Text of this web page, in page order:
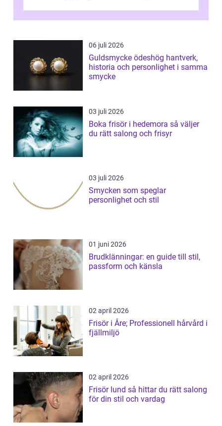
06 juli 2026
Guldsmycke ödeshög hantverk,
historia och personlighet i samma
smycke
03 juli 2026
Boka frisör i hedemora så väljer
du rätt salong och frisyr
03 juli 2026
Smycken som speglar
personlighet och stil
01 juni 2026
Brudklänningar: en guide till stil,
passform och känsla
02 april 2026
Frisör i Åre; Professionell hårvård i
fjällmiljö
02 april 2026
Frisör lund så hittar du rätt salong
för din stil och vardag